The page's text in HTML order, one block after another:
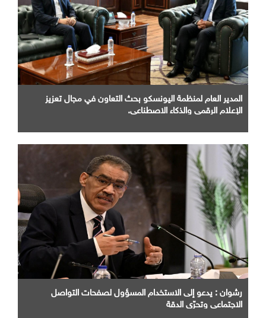
المدير العام لمنظمة اليونسكو بحث التعاون في مجال تعزيز
الإعلام الرقمي والذكاء الاصطناعي.
رشوان : يدعو إلى الاستخدام المسؤول لصفحات التواصل
الاجتماعي وتحرّي الدقة